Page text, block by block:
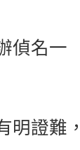
偵名一
明證難